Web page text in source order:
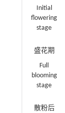
Initial
flowering
stage
盛花期
Full
blooming
stage
散粉后